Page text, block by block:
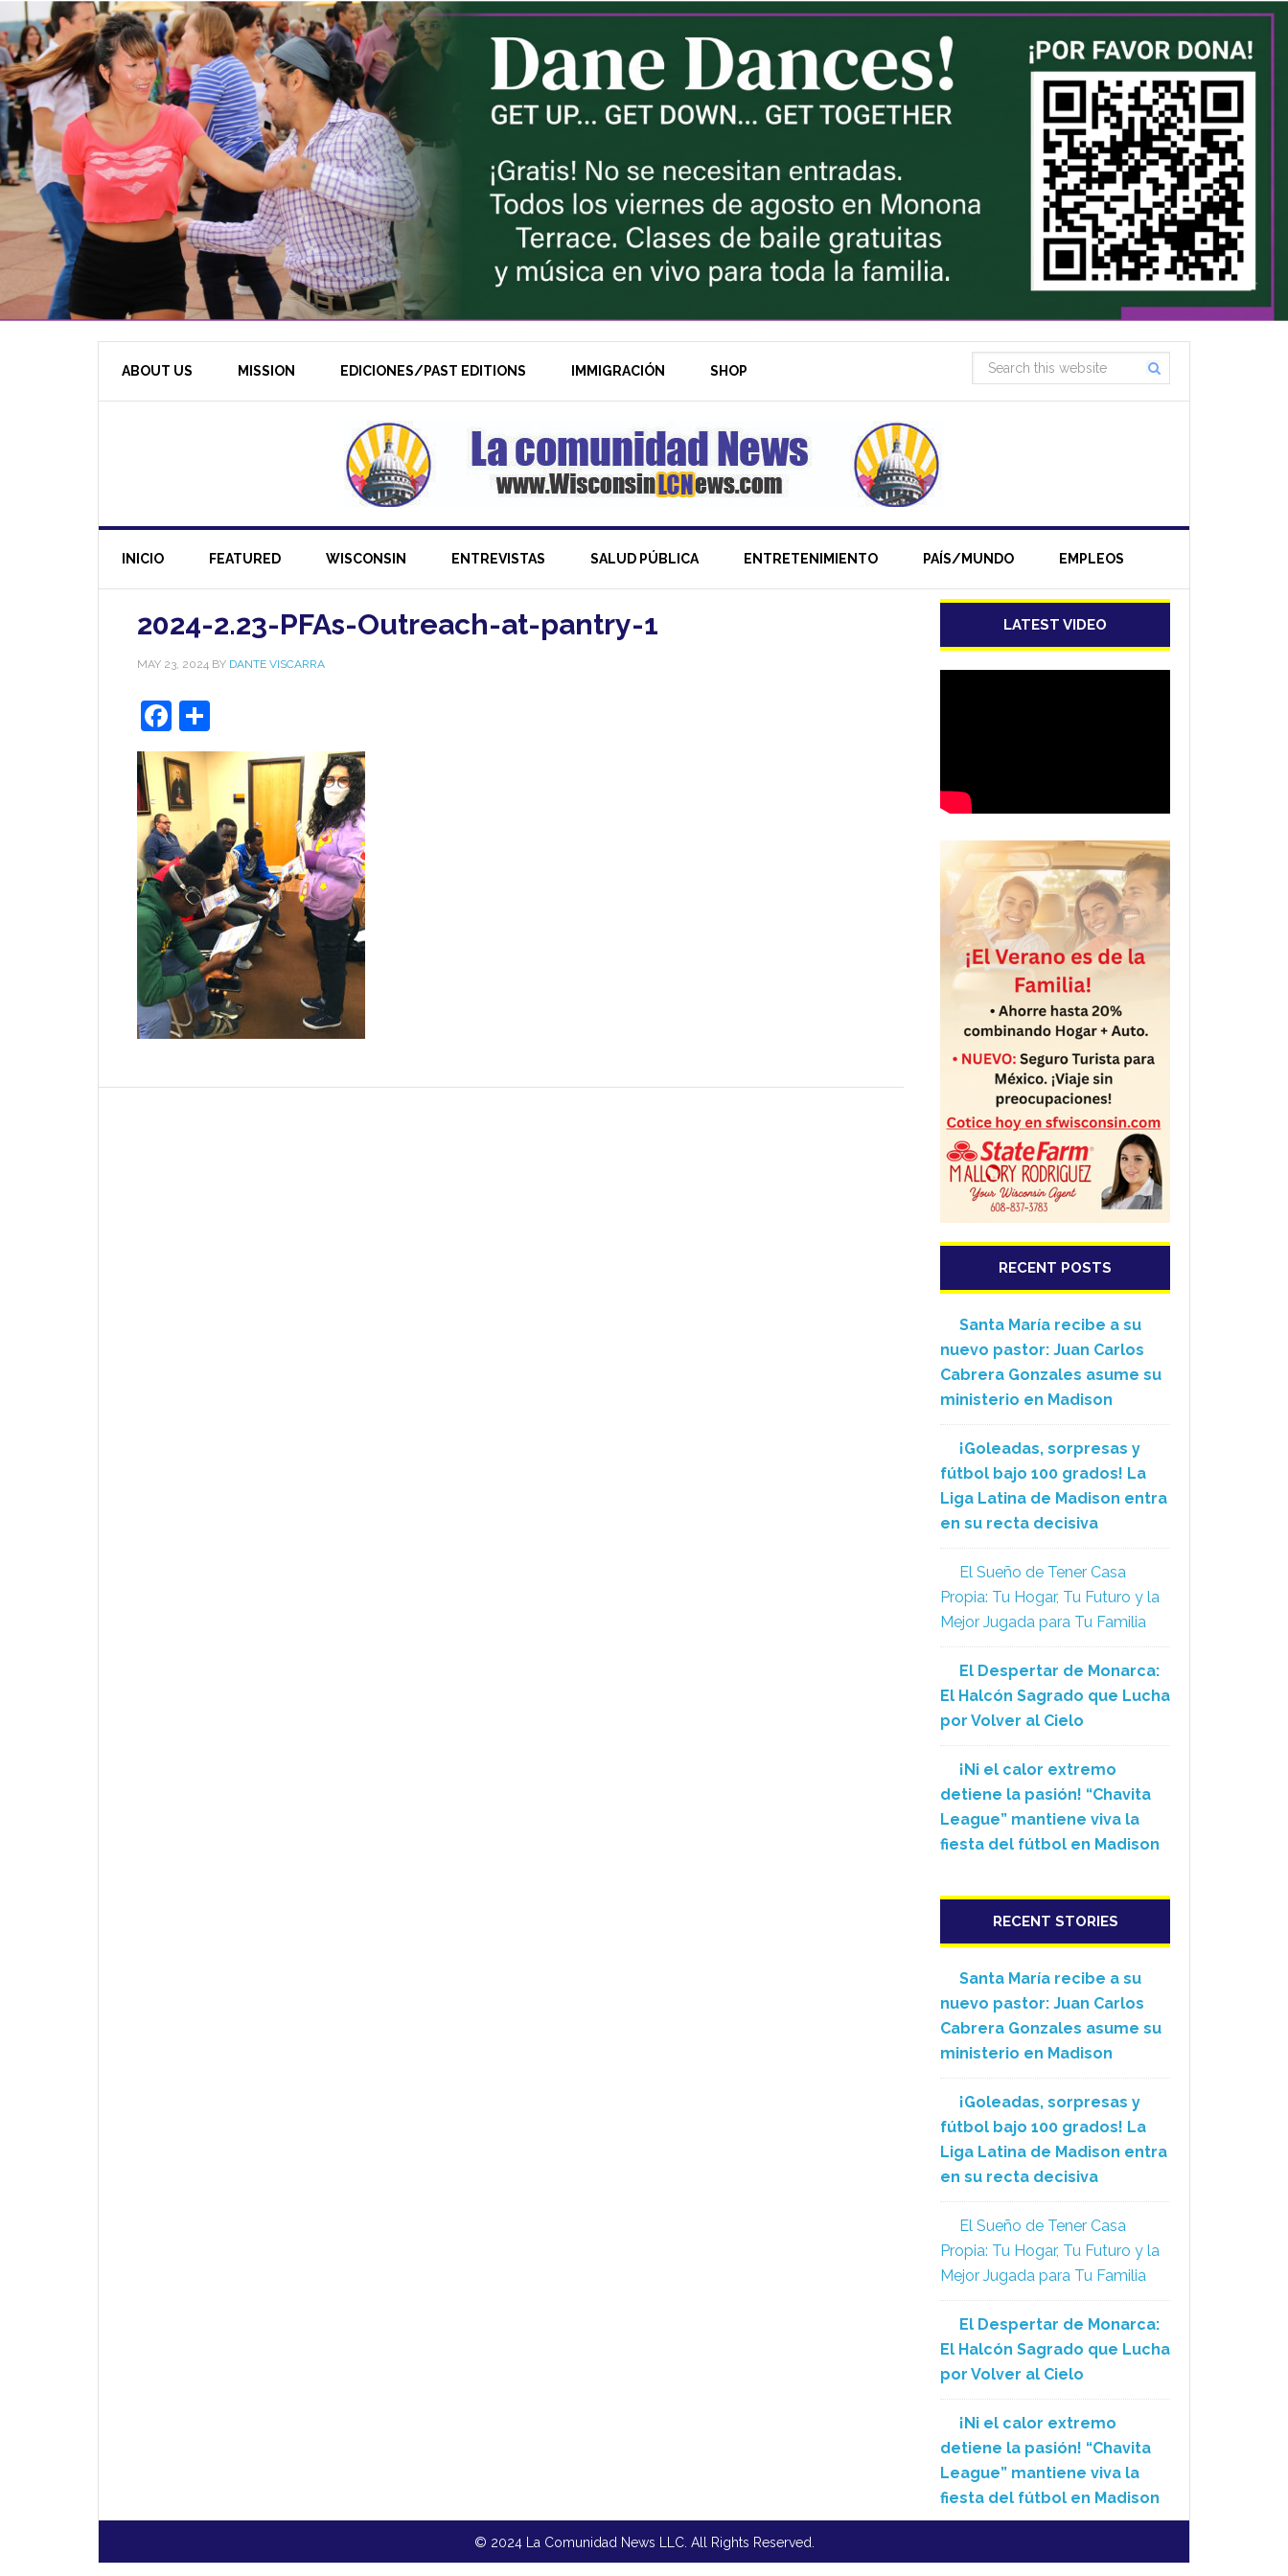
ABOUT US MISSION EDICIONES/PAST EDITIONS IMMIGRACIÓN SHOP
INICIO FEATURED WISCONSIN ENTREVISTAS SALUD PÚBLICA ENTRETENIMIENTO PAÍS/MUNDO EMPLEOS
2024-2.23-PFAs-Outreach-at-pantry-1
MAY 23, 2024 BY DANTE VISCARRA
Facebook
LATEST VIDEO
RECENT POSTS
Santa María recibe a su
nuevo pastor: Juan Carlos
Cabrera Gonzales asume su
ministerio en Madison
¡Goleadas, sorpresas y
fútbol bajo 100 grados! La
Liga Latina de Madison entra
en su recta decisiva
El Sueño de Tener Casa
Propia: Tu Hogar, Tu Futuro y la
Mejor Jugada para Tu Familia
El Despertar de Monarca:
El Halcón Sagrado que Lucha
por Volver al Cielo
¡Ni el calor extremo
detiene la pasión! “Chavita
League” mantiene viva la
fiesta del fútbol en Madison
RECENT STORIES
Santa María recibe a su
nuevo pastor: Juan Carlos
Cabrera Gonzales asume su
ministerio en Madison
¡Goleadas, sorpresas y
fútbol bajo 100 grados! La
Liga Latina de Madison entra
en su recta decisiva
El Sueño de Tener Casa
Propia: Tu Hogar, Tu Futuro y la
Mejor Jugada para Tu Familia
El Despertar de Monarca:
El Halcón Sagrado que Lucha
por Volver al Cielo
¡Ni el calor extremo
detiene la pasión! “Chavita
League” mantiene viva la
fiesta del fútbol en Madison
© 2024 La Comunidad News LLC. All Rights Reserved.